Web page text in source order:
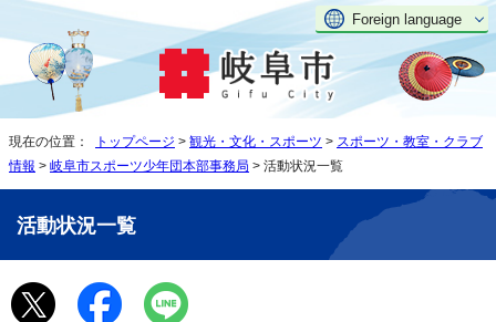
Foreign language
現在の位置： トップページ > 観光・文化・スポーツ > スポーツ・教室・クラブ
情報 > 岐阜市スポーツ少年団本部事務局 > 活動状況一覧
活動状況一覧